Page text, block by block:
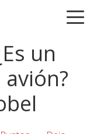
un
avión?